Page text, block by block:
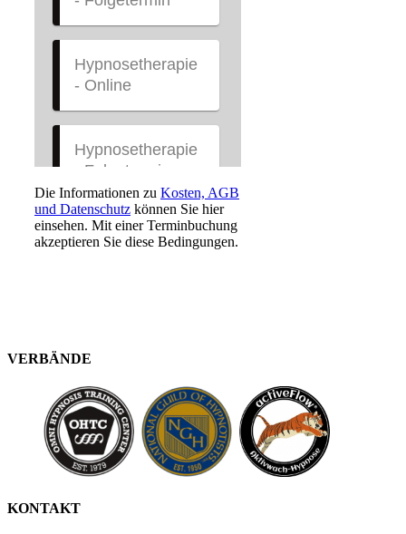
Die Informationen zu Kosten, AGB
und Datenschutz können Sie hier
einsehen. Mit einer Terminbuchung
akzeptieren Sie diese Bedingungen.
VERBÄNDE
KONTAKT